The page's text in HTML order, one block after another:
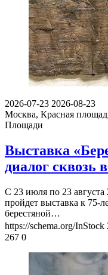
2026-07-23 2026-08-23
Москва, Красная
Площади
Выставка
диалог сквозь
С 23 июля по 23 августа
пройдет выставка к 75-
берестяной…
https://schema.org/InStock
267 0